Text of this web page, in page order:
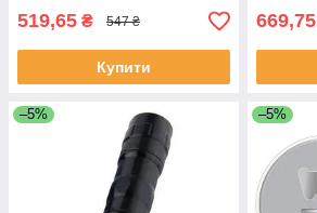
519,65 ₴ 547 ₴
Купити
669,75
–5% –5%